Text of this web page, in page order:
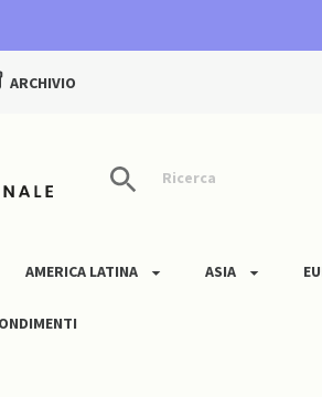
ARCHIVIO
Ricerca
AMERICA LATINA ASIA